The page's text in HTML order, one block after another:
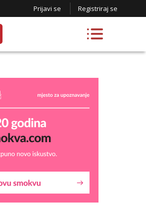
Prijavi se Registriraj se